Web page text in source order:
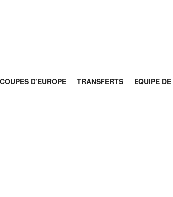
COUPES D’EUROPE TRANSFERTS EQUIPE